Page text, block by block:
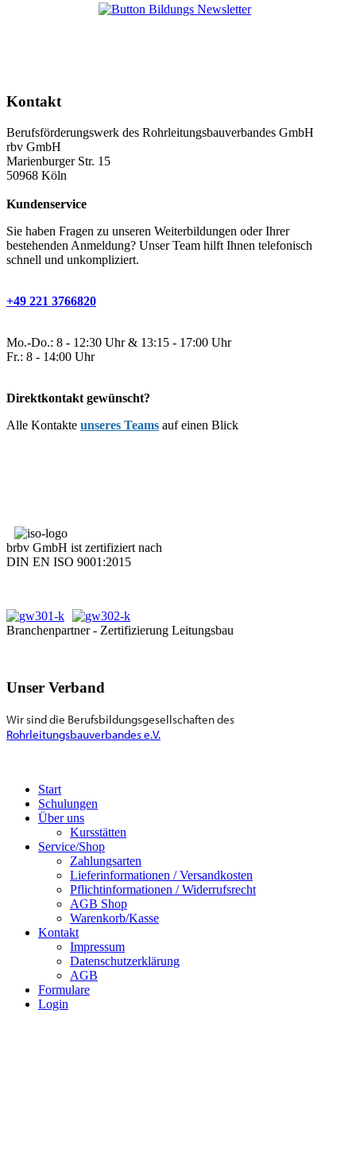
Kontakt
Berufsförderungswerk des Rohrleitungsbauverbandes GmbH
rbv GmbH
Marienburger Str. 15
50968 Köln
Kundenservice
Sie haben Fragen zu unseren Weiterbildungen oder Ihrer
bestehenden Anmeldung? Unser Team hilft Ihnen telefonisch
schnell und unkompliziert.
+49 221 3766820
Mo.-Do.: 8 - 12:30 Uhr & 13:15 - 17:00 Uhr
Fr.: 8 - 14:00 Uhr
Direktkontakt gewünscht?
Alle Kontakte unseres Teams auf einen Blick
brbv GmbH ist zertifiziert nach
DIN EN ISO 9001:2015
Branchenpartner - Zertifizierung Leitungsbau
Unser Verband
Wir sind die Berufsbildungsgesellschaften des
Rohrleitungsbauverbandes e.V.
Start
Schulungen
Über uns
Kursstätten
Service/Shop
Zahlungsarten
Lieferinformationen / Versandkosten
Pflichtinformationen / Widerrufsrecht
AGB Shop
Warenkorb/Kasse
Kontakt
Impressum
Datenschutzerklärung
AGB
Formulare
Login